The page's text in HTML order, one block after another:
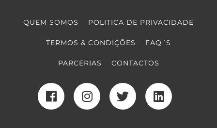
QUEM SOMOS POLITICA DE PRIVACIDADE
TERMOS & CONDIÇÕES FAQ´S
PARCERIAS CONTACTOS